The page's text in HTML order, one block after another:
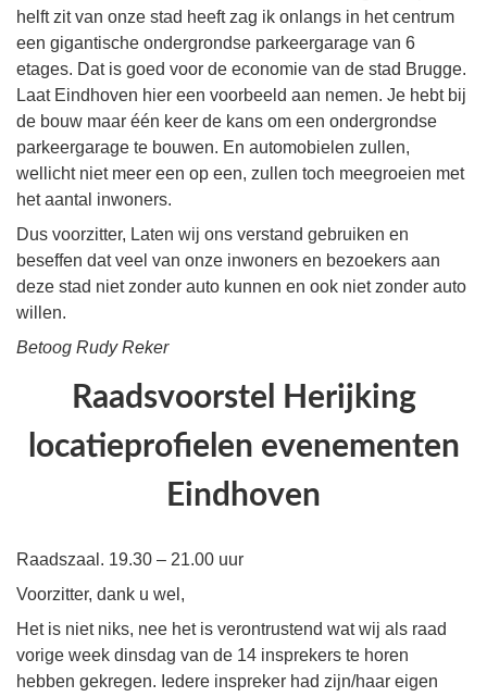
helft zit van onze stad heeft zag ik onlangs in het centrum
een gigantische ondergrondse parkeergarage van 6
etages. Dat is goed voor de economie van de stad Brugge.
Laat Eindhoven hier een voorbeeld aan nemen. Je hebt bij
de bouw maar één keer de kans om een ondergrondse
parkeergarage te bouwen. En automobielen zullen,
wellicht niet meer een op een, zullen toch meegroeien met
het aantal inwoners.
Dus voorzitter, Laten wij ons verstand gebruiken en
beseffen dat veel van onze inwoners en bezoekers aan
deze stad niet zonder auto kunnen en ook niet zonder auto
willen.
Betoog Rudy Reker
Raadsvoorstel Herijking
locatieprofielen evenementen
Eindhoven
Raadszaal. 19.30 – 21.00 uur
Voorzitter, dank u wel,
Het is niet niks, nee het is verontrustend wat wij als raad
vorige week dinsdag van de 14 insprekers te horen
hebben gekregen. Iedere inspreker had zijn/haar eigen